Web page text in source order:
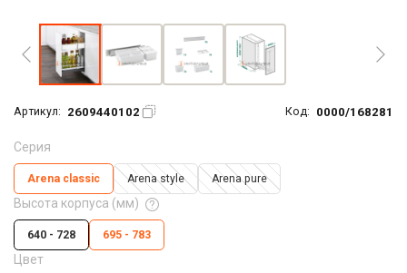
Артикул: 2609440102 Код: 0000/168281
Серия
Arena classic Arena style Arena pure
Высота корпуса (мм)
640 - 728 695 - 783
Цвет